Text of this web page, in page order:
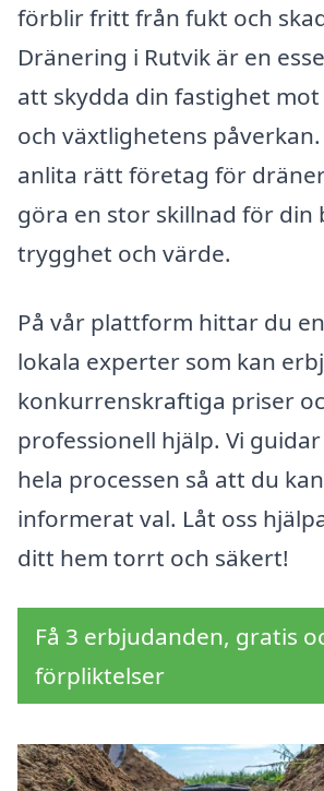
förblir fritt från fukt och
Dränering i Rutvik är en
att skydda din fastighet
och växtlighetens
anlita rätt företag för
göra en stor skillnad för din
trygghet och värde.
På vår plattform hittar du
lokala experter som kan
konkurrenskraftiga priser
professionell hjälp. Vi
hela processen så att du
informerat val. Låt oss
ditt hem torrt och säkert!
Få 3 erbjudanden, gratis
förpliktelser